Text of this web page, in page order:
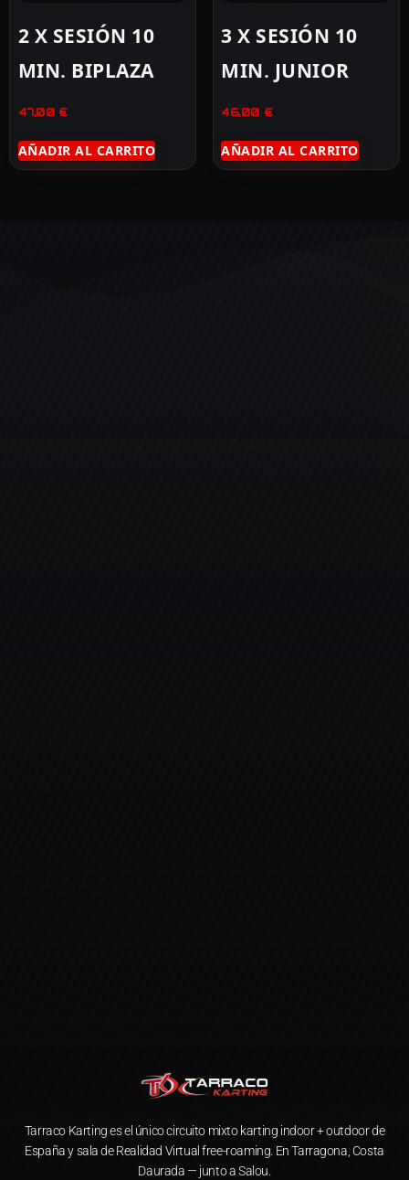
2 X SESIÓN 10
MIN. BIPLAZA
47,00 €
AÑADIR AL CARRITO
3 X SESIÓN 10
MIN. JUNIOR
46,00 €
AÑADIR AL CARRITO
Tarraco Karting es el único circuito mixto karting indoor + outdoor de
España y sala de Realidad Virtual free-roaming. En Tarragona, Costa
Daurada — junto a Salou.